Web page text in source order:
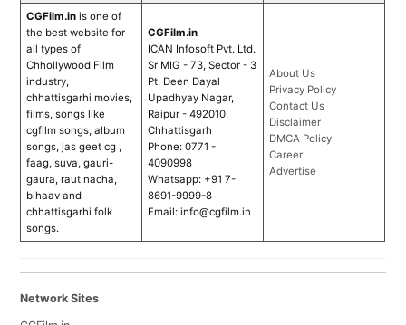
CGFilm.in is one of
the best website for
all types of
Chhollywood Film
industry,
chhattisgarhi movies,
films, songs like
cgfilm songs, album
songs, jas geet cg ,
faag, suva, gauri-
gaura, raut nacha,
bihaav and
chhattisgarhi folk
songs.
CGFilm.in
ICAN Infosoft Pvt. Ltd.
Sr MIG - 73, Sector - 3
Pt. Deen Dayal
Upadhyay Nagar,
Raipur - 492010,
Chhattisgarh
Phone: 0771 -
4090998
Whatsapp: +91 7-
8691-9999-8
Email: info@cgfilm.in
About Us
Privacy Policy
Contact Us
Disclaimer
DMCA Policy
Career
Advertise
Network Sites